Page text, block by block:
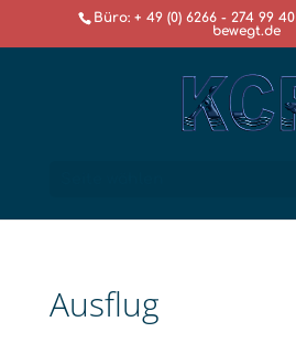
Büro: + 49 (0) 6266 - 274 99 40
bewegt.de
Ausflug